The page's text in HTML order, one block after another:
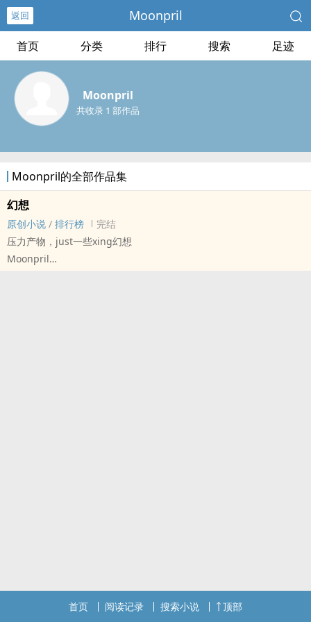
返回 Moonpril
首页 分类 排行 搜索 足迹
Moonpril
共收录 1 部作品
Moonpril的全部作品集
幻想
原创小说 / 排行榜
完结
压力产物，just一些xing幻想
Moonpril
首页 阅读记录 搜索小说 顶部